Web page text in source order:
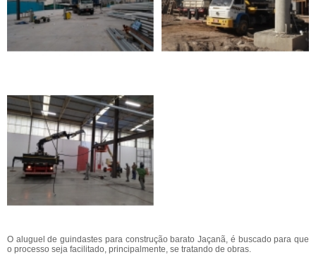
O aluguel de guindastes para construção barato Jaçanã, é buscado para que
o processo seja facilitado, principalmente, se tratando de obras.